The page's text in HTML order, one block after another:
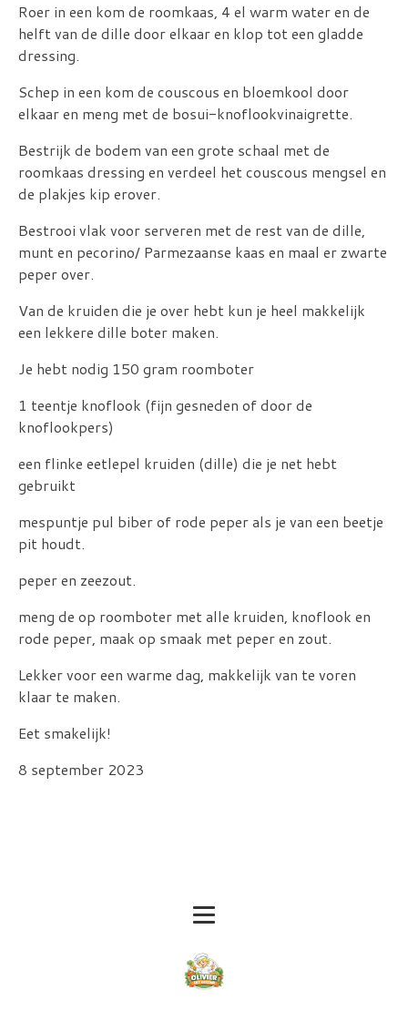
Roer in een kom de roomkaas, 4 el warm water en de
helft van de dille door elkaar en klop tot een gladde
dressing.
Schep in een kom de couscous en bloemkool door
elkaar en meng met de bosui-knoflookvinaigrette.
Bestrijk de bodem van een grote schaal met de
roomkaas dressing en verdeel het couscous mengsel en
de plakjes kip erover.
Bestrooi vlak voor serveren met de rest van de dille,
munt en pecorino/ Parmezaanse kaas en maal er zwarte
peper over.
Van de kruiden die je over hebt kun je heel makkelijk
een lekkere dille boter maken.
Je hebt nodig 150 gram roomboter
1 teentje knoflook (fijn gesneden of door de
knoflookpers)
een flinke eetlepel kruiden (dille) die je net hebt
gebruikt
mespuntje pul biber of rode peper als je van een beetje
pit houdt.
peper en zeezout.
meng de op roomboter met alle kruiden, knoflook en
rode peper, maak op smaak met peper en zout.
Lekker voor een warme dag, makkelijk van te voren
klaar te maken.
Eet smakelijk!
8 september 2023